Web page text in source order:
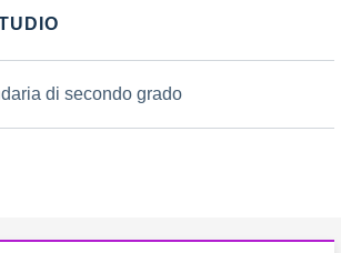
di secondo grado